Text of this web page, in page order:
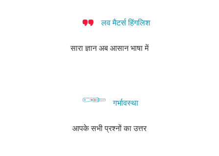
लव मैटर्स हिंगलिश
सारा ज्ञान अब आसान भाषा में
गर्भावस्था
आपके सभी प्रश्नों का उत्तर